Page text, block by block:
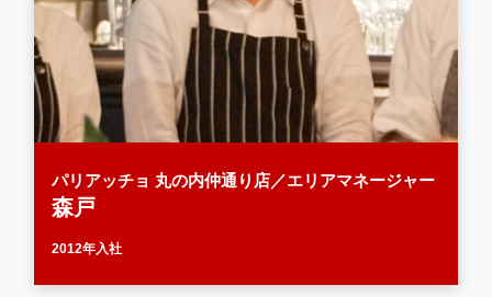
パリアッチョ 丸の内仲通り店／エリアマネージャー
森戸
2012年入社